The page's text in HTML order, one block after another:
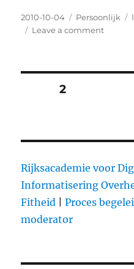
Posted
on
2010-10-04 Categories
Persoonlijk
Leave a comment
Posts
2
Rijksacademie voor
Informatisering
Fitheid |Proces
moderator